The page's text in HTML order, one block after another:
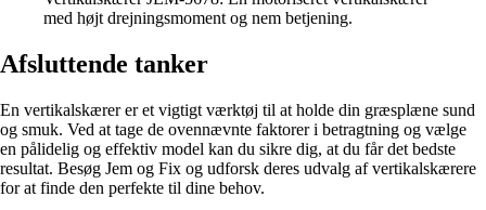
med højt drejningsmoment og nem betjening.
Afsluttende tanker
En vertikalskærer er et vigtigt værktøj til at holde din græsplæne sund
og smuk. Ved at tage de ovennævnte faktorer i betragtning og vælge
en pålidelig og effektiv model kan du sikre dig, at du får det bedste
resultat. Besøg Jem og Fix og udforsk deres udvalg af vertikalskærere
for at finde den perfekte til dine behov.